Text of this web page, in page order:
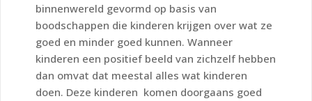
binnenwereld gevormd op basis van
boodschappen die kinderen krijgen over wat ze
goed en minder goed kunnen. Wanneer
kinderen een positief beeld van zichzelf hebben
dan omvat dat meestal alles wat kinderen
doen. Deze kinderen komen doorgaans goed